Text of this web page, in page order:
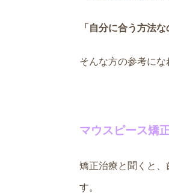
「自分に合う方法な
そんな方の参考にな
マウスピース矯
矯正治療と聞くと
す。